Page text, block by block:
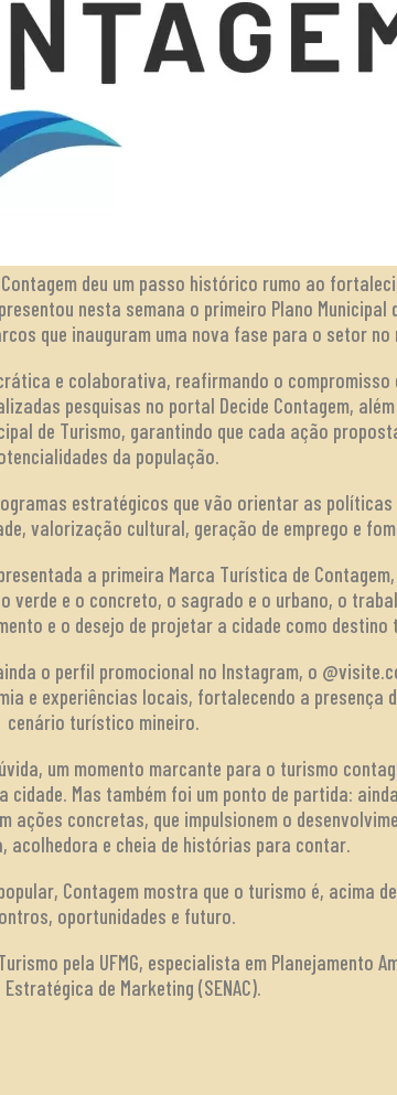
deu um passo histórico rumo ao
nesta semana o primeiro Plano Municipal
que inauguram uma nova fase para o setor no
e colaborativa, reafirmando o
pesquisas no portal Decide Contagem,
de Turismo, garantindo que cada ação
da população.
estratégicos que vão orientar as
valorização cultural, geração de emprego e
a primeira Marca Turística de
verde e o concreto, o sagrado e o urbano, o
e o desejo de projetar a cidade como
o perfil promocional no Instagram, o
e experiências locais, fortalecendo a presença
cenário turístico mineiro.
um momento marcante para o turismo
Mas também foi um ponto de partida:
concretas, que impulsionem o
acolhedora e cheia de histórias para contar.
Contagem mostra que o turismo é, acima
oportunidades e futuro.
pela UFMG, especialista em Planejamento
de Marketing (SENAC).